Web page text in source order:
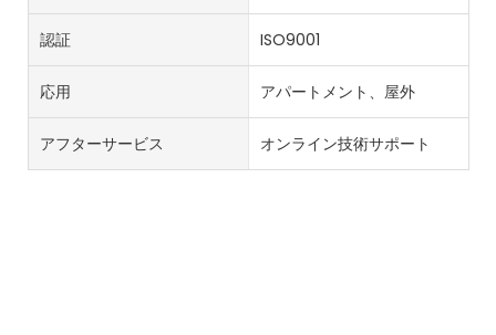
認証 ISO9001
応用 アパートメント、屋外
アフターサービス オンライン技術サポート